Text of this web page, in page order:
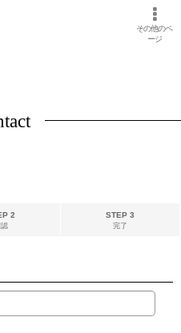
その他のペ
ージ
2
認
STEP 3
完了